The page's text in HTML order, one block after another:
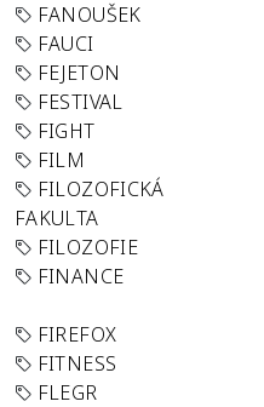
FANOUŠEK
FAUCI
FEJETON
FESTIVAL
FIGHT
FILM
FILOZOFICKÁ
FAKULTA
FILOZOFIE
FINANCE
FIREFOX
FITNESS
FLEGR